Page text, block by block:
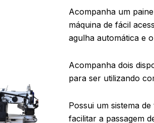
Acompanha um
máquina de fácil
agulha automática e
Acompanha dois
para ser utilizando
Possui um sistema
facilitar a passagem